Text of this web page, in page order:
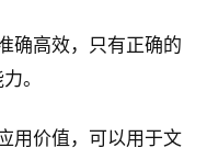
确高效，只有正确的
。
用价值，可以用于文